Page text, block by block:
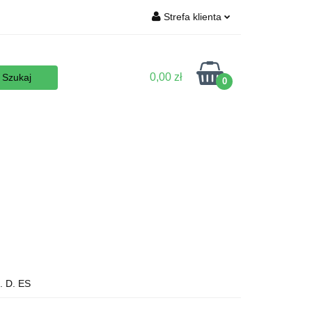
Strefa klienta
Zarejestruj się
0,00 zł 0
D. ES